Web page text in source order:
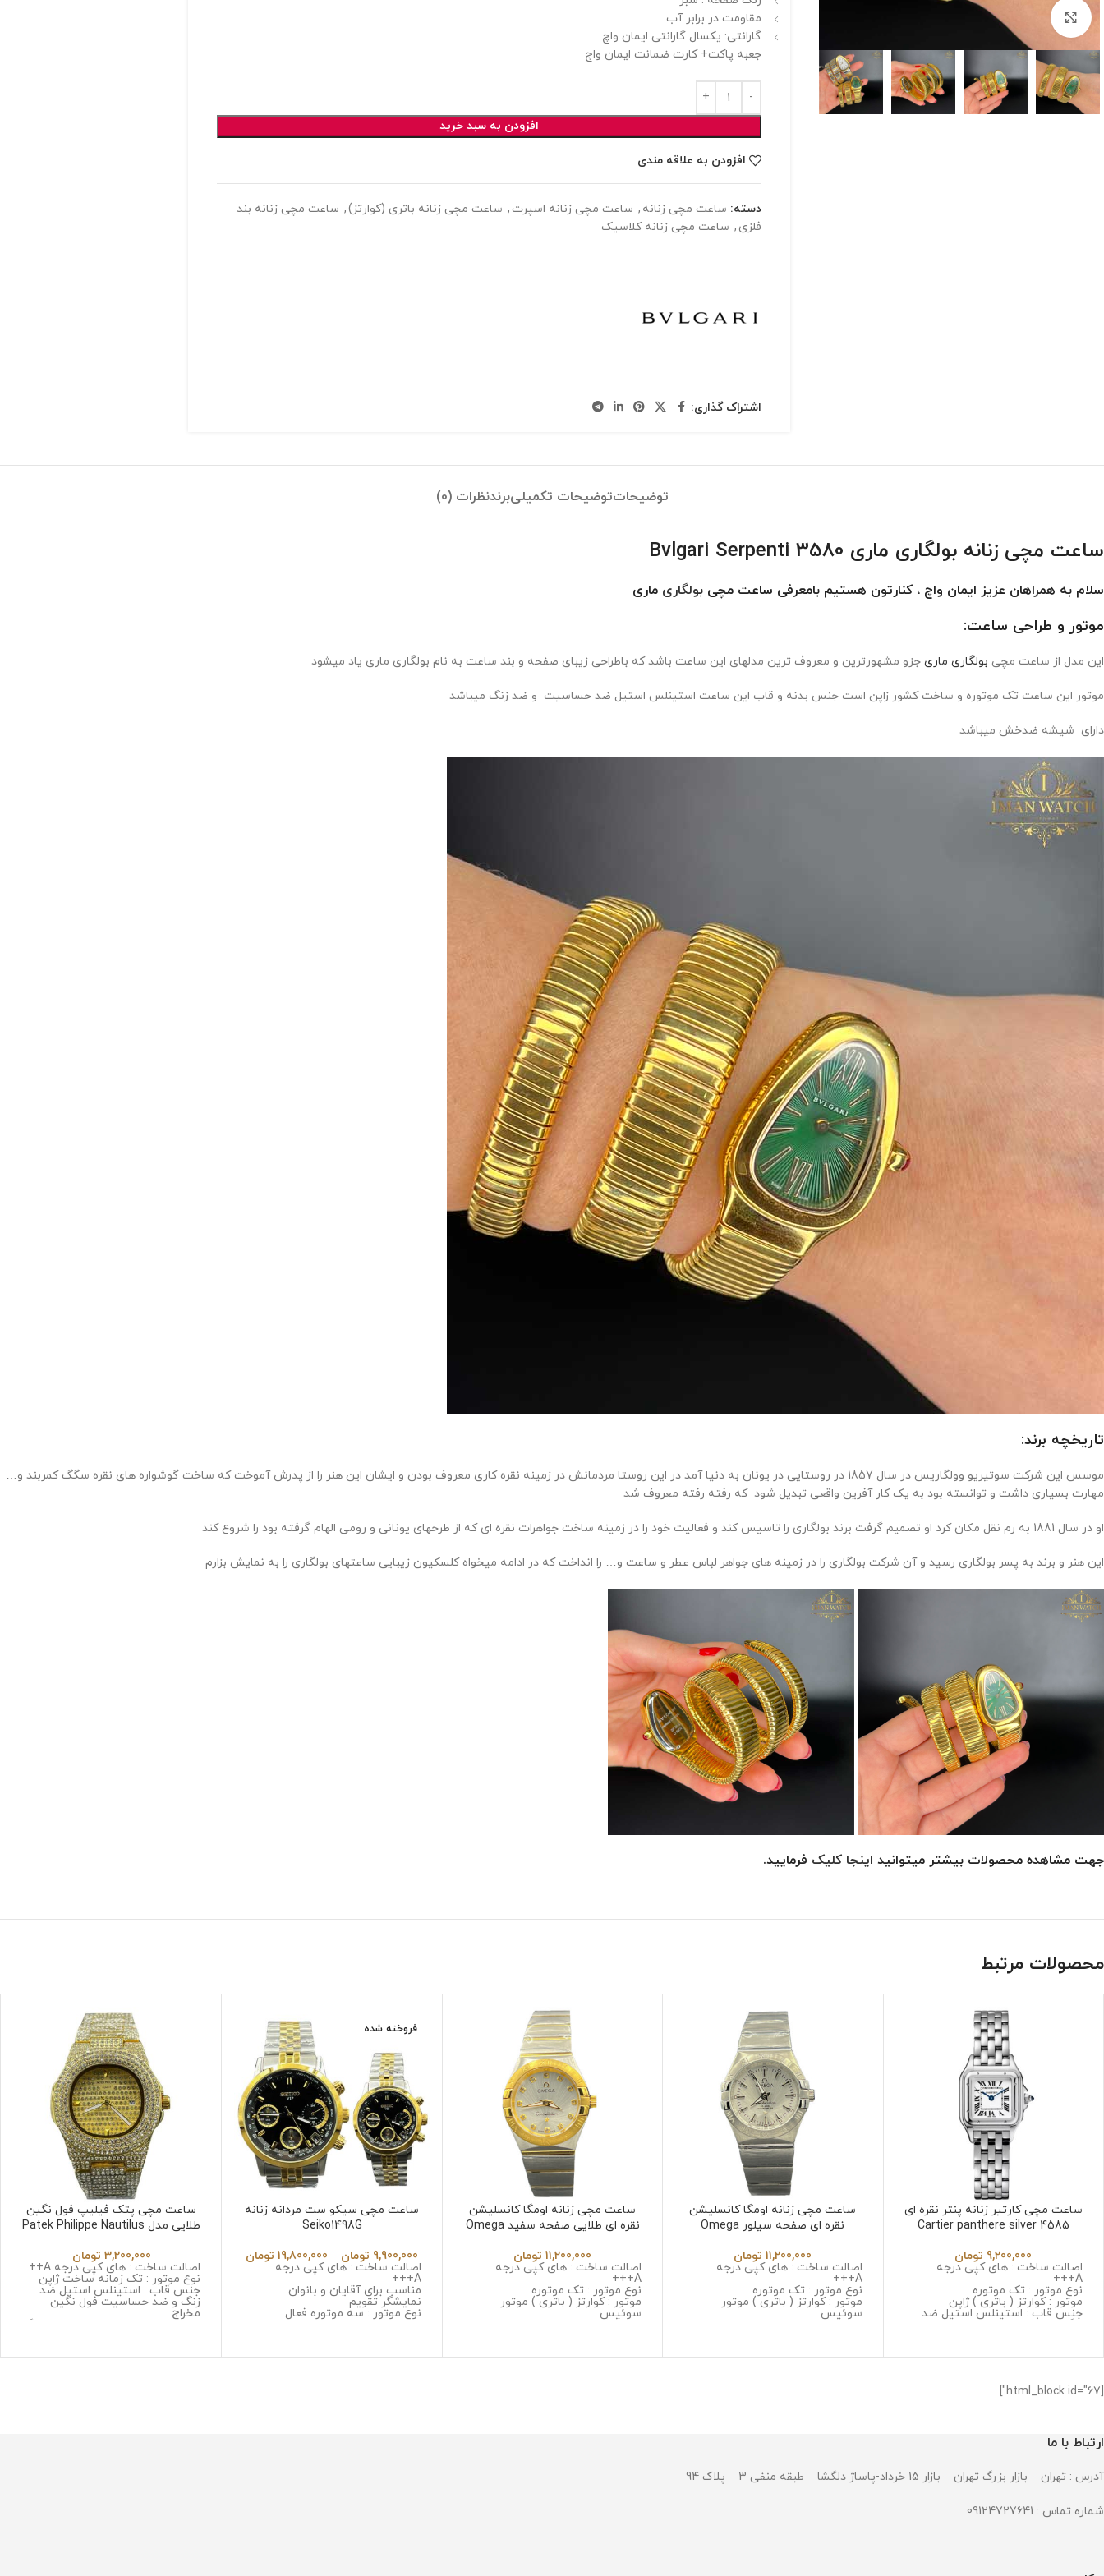
برای بزرگنمایی کلیک کنید
مقاومت در برابر آب
گارانتی: یکسال گارانتی ایمان واچ
جعبه پاکت+ کارت ضمانت ایمان واچ
افزودن به سبد خرید
افزودن به علاقه مندی
دسته: ساعت مچی زنانه , ساعت مچی زنانه اسپرت , ساعت مچی زنانه باتری (کوارتز), ساعت مچی زنانه بند
فلزی , ساعت مچی زنانه کلاسیک
اشتراک گذاری:
توضیحاتتوضیحات تکمیلیبرندنظرات (0)
ساعت مچی زنانه بولگاری ماری Bvlgari Serpenti 3580
سلام به همراهان عزیز ایمان واچ ، کنارتون هستیم بامعرفی ساعت مچی بولگاری ماری
موتور و طراحی ساعت:
این مدل از ساعت مچی بولگاری ماری جزو مشهورترین و معروف ترین مدلهای این ساعت باشد که باطراحی زیبای صفحه و بند ساعت به نام بولگاری ماری یاد میشود
موتور این ساعت تک موتوره و ساخت کشور زاپن است جنس بدنه و قاب این ساعت استینلس استیل ضد حساسیت و ضد زنگ میباشد
دارای شیشه ضدخش میباشد
تاریخچه برند:
موسس این شرکت سوتیریو وولگاریس در سال 1857 در روستایی در یونان به دنیا آمد در این روستا مردمانش در زمینه نقره کاری معروف بودن و ایشان این هنر را از پدرش آموخت که ساخت گوشواره های نقره سگگ کمربند و…
مهارت بسیاری داشت و توانسته بود به یک کار آفرین واقعی تبدیل شود که رفته رفته معروف شد
او در سال 1881 به رم نقل مکان کرد او تصمیم گرفت برند بولگاری را تاسیس کند و فعالیت خود را در زمینه ساخت جواهرات نقره ای که از طرحهای یونانی و رومی الهام گرفته بود را شروع کند
این هنر و برند به پسر بولگاری رسید و آن شرکت بولگاری را در زمینه های جواهر لباس عطر و ساعت و… را انداخت که در ادامه میخواه کلسکیون زیبایی ساعتهای بولگاری را به نمایش بزارم
جهت مشاهده محصولات بیشتر میتوانید اینجا کلیک فرمایید.
محصولات مرتبط
ساعت مچی کارتیر زنانه پنتر نقره ای
Cartier panthere silver 4585
9,200,000 تومان
اصالت ساخت : های کپی درجه
A+++
نوع موتور : تک موتوره
موتور : کوارتز ( باتری ) ژاپن
جنس قاب : استینلس استیل ضد
زنگ و ضد حساسیت
و ضد حساسیت
وزن : 128 گرم
مقاومت در برابر آب
ساعت مچی زنانه اومگا کانسلیشن
نقره ای صفحه سیلور Omega
11,200,000 تومان
اصالت ساخت : های کپی درجه
A+++
نوع موتور : تک موتوره
موتور : کوارتز ( باتری ) موتور
سوئیس
جنس قاب : استینلس استیل ضد
جنس بند : استینلس استیل ضد زنگ
ساعت مچی زنانه اومگا کانسلیشن
نقره ای طلایی صفحه سفید Omega
11,200,000 تومان
اصالت ساخت : های کپی درجه
A+++
نوع موتور : تک موتوره
موتور : کوارتز ( باتری ) موتور
سوئیس
جنس قاب : استینلس استیل ضد
جنس بند : استینلس استیل ضد زنگ
فروخته شده
ساعت مچی سیکو ست مردانه زنانه
Seiko1498G
9,900,000 تومان –
19,800,000 تومان
اصالت ساخت : های کپی درجه
A+++
مناسب برای آقایان و بانوان
نمایشگر تقویم
نوع موتور : سه موتوره فعال
موتور : میوتا ژاپن
جنس شیشه : سافیر کریستال ضد
ساعت مچی پتک فیلیپ فول نگین
طلایی مدل Patek Philippe Nautilus
3,200,000 تومان
اصالت ساخت : های کپی درجه A++
نوع موتور : تک زمانه ساخت ژاپن
جنس قاب : استینلس استیل ضد
زنگ و ضد حساسیت فول نگین
مخراج
جنس بند : استینلس استیل ضد زنگ
ابعاد : 40 میلی متر
[html_block id="67"]
ارتباط با ما
آدرس : تهران – بازار بزرگ تهران – بازار 15 خرداد-پاساژ دلگشا – طبقه منفی 3 – پلاک 94
شماره تماس : 09124727641